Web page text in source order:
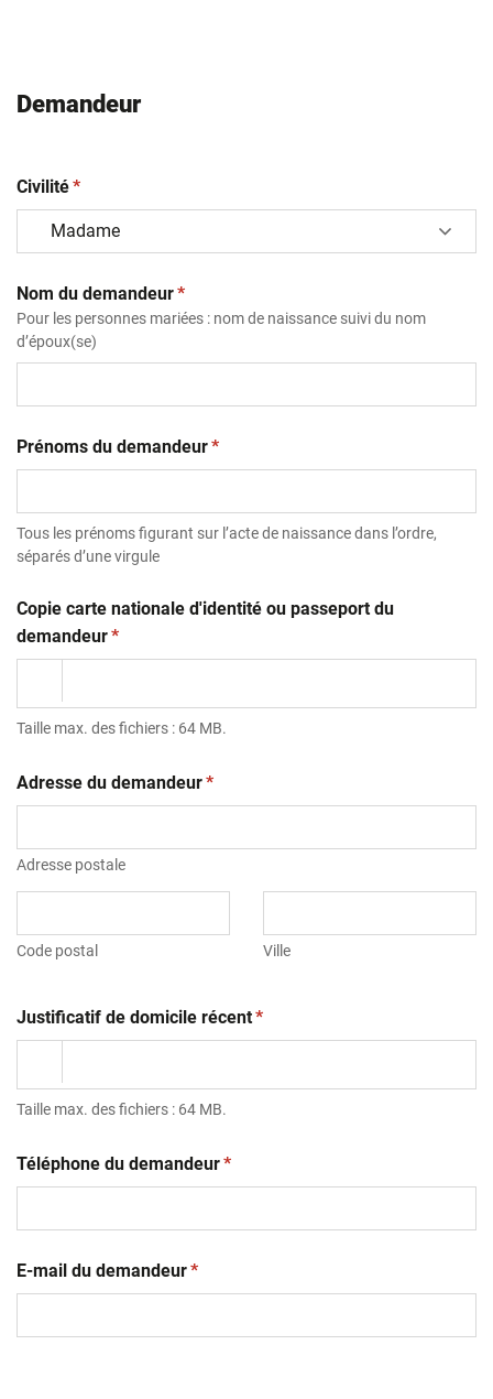
Demandeur
Civilité(obligatoire)
*
Nom du demandeur(obligatoire)
*
Pour les personnes mariées : nom de naissance suivi du nom
d’époux(se)
Prénoms du demandeur(obligatoire)
*
Tous les prénoms figurant sur l’acte de naissance dans l’ordre,
séparés d’une virgule
Copie carte nationale d'identité ou passeport du
demandeur(obligatoire)
*
Taille max. des fichiers : 64 MB.
Adresse du demandeur(obligatoire)
*
Adresse postale
Code postal Ville
Justificatif de domicile récent(obligatoire)
*
Taille max. des fichiers : 64 MB.
Téléphone du demandeur(obligatoire)
*
E-mail du demandeur(obligatoire)
*